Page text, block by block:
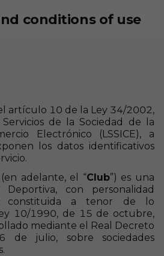
conditions of use
artículo 10 de la Ley 34/2002,
de la Sociedad de la
Electrónico (LSSICE), a
los datos identificativos
(en adelante, el “Club”) es una
Deportiva, con personalidad
constituida a tenor de lo
10/1990, de 15 de octubre,
mediante el Real Decreto
de julio, sobre sociedades